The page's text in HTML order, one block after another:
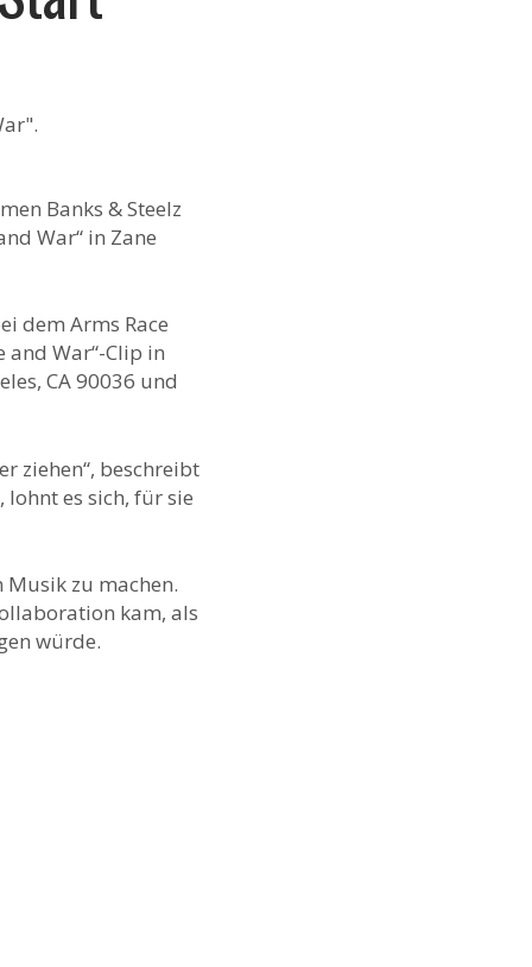
Banks & Steelz
War“ in Zane
dem Arms Race
and War“-Clip in
CA 90036 und
ziehen“, beschreibt
lohnt es sich, für sie
zu machen.
kam, als
würde.